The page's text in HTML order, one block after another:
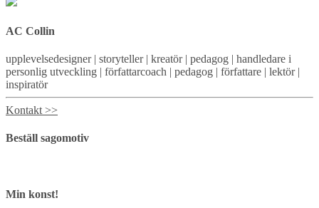
AC Collin
upplevelsedesigner | storyteller | kreatör | pedagog | handledare i
personlig utveckling | författarcoach | pedagog | författare | lektör |
inspiratör
Kontakt >>
Beställ sagomotiv
Min konst!